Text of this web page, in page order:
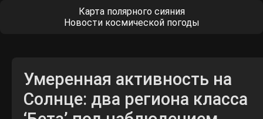
Карта полярного сияния
Новости космической погоды
Умеренная активность на
Солнце: два региона класса